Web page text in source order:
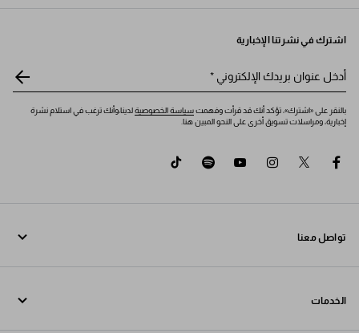
اشترك في نشرتنا الإخبارية
أدخل عنوان بريدك الإلكتروني *
بالنقر على «اشترك»، تؤكد أنك قد قرأت وفهمتسياسة الخصوصيةلدينا،وأنك ترغب في استلام نشرة
إخبارية، ومراسلات تسويق أخرى على النحو المبين هنا.
facebook
twitter
instagram
youtube
spotify
تواصل معنا
الخدمات